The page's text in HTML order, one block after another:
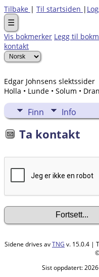
Tilbake | Til startsiden |
☰
Vis bokmerker Legg til
kontakt
Edgar Johnsens slektssider
Holla • Lunde • Solum •
Finn Info
Ta kontakt
Sidene drives avTNG v. 15.0.4 |
Sist oppdatert: